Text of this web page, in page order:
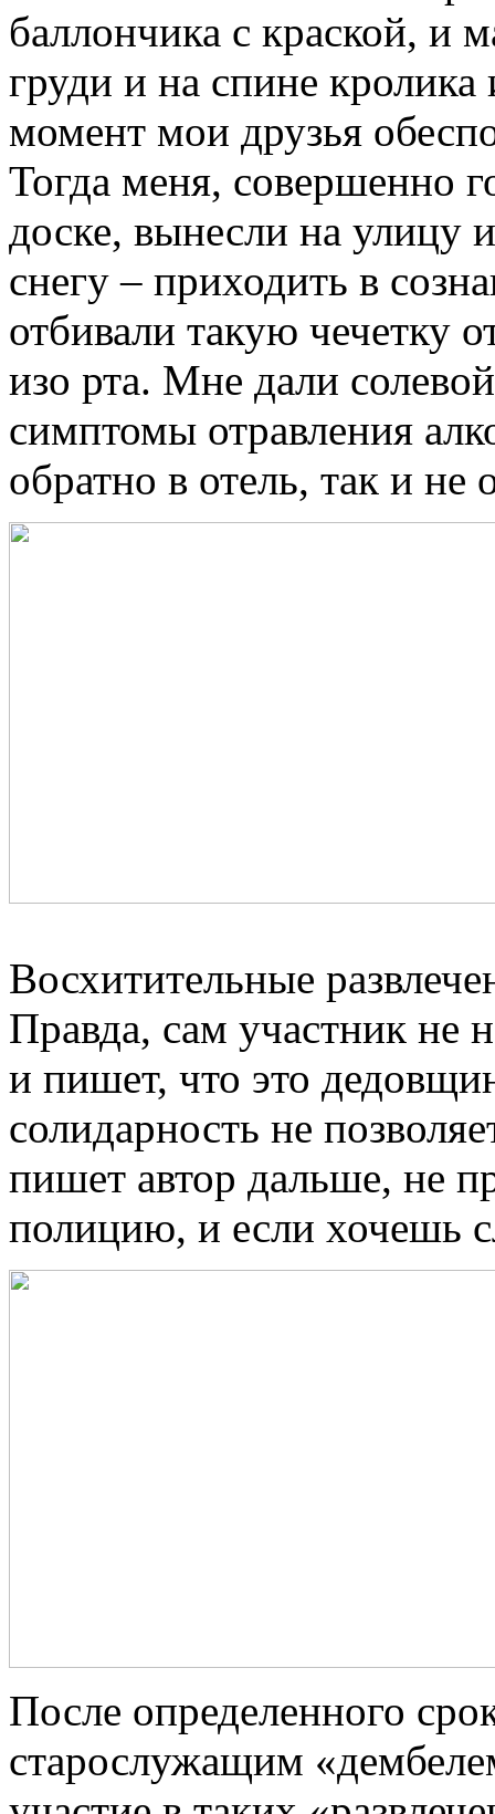
баллончика с краской, и
груди и на спине
момент мои друзья
Тогда меня, совершенно
доске, вынесли на улицу
снегу – приходить в
отбивали такую чечетку
изо рта. Мне дали
симптомы отравления
обратно в отель, так и не
Восхитительные
Правда, сам участник не
и пишет, что это
солидарность не
пишет автор дальше, не
полицию, и если хочешь
После определенного
старослужащим